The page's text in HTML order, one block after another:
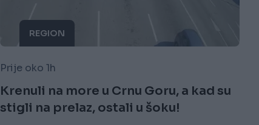
REGION
Prije oko 1h
Krenuli na more u Crnu Goru, a kad su
stigli na prelaz, ostali u šoku!